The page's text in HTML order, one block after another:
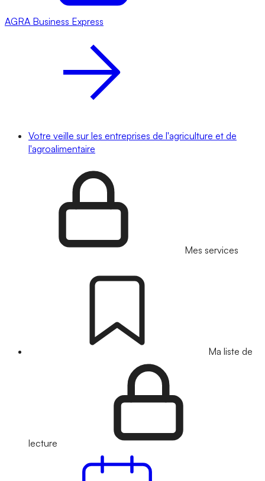
AGRA Business Express
Votre veille sur les entreprises de l'agriculture et de
l'agroalimentaire
Mes services
Ma liste de
lecture